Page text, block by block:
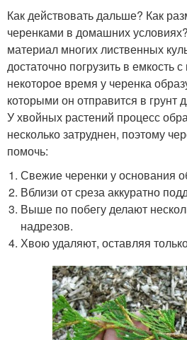
Как действовать дальше? Как
черенками в домашних
материал многих лиственных
достаточно погрузить в емкость
некоторое время у черенка
которыми он отправится в грунт
У хвойных растений процесс
несколько затруднен, поэтому
помочь:
Свежие черенки у основания
Вблизи от среза аккуратно
Выше по побегу делают
надрезов.
Хвою удаляют, оставляя